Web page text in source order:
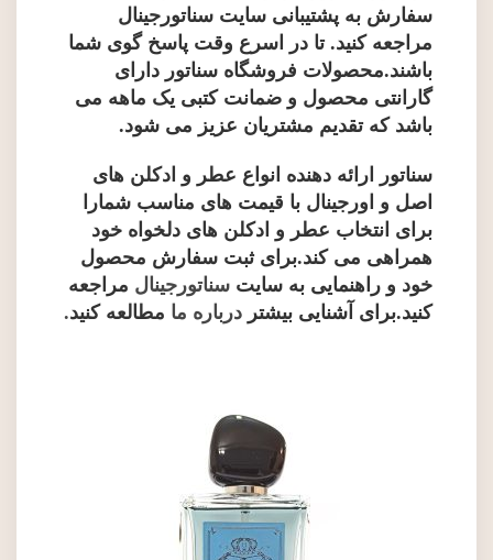
سفارش به پشتیبانی سایت سناتورجینال
مراجعه کنید. تا در اسرع وقت پاسخ گوی شما
باشند.محصولات فروشگاه سناتور دارای
گارانتی محصول و ضمانت کتبی یک ماهه می
باشد که تقدیم مشتریان عزیز می شود.
سناتور ارائه دهنده انواع عطر و ادکلن های
اصل و اورجینال با قیمت های مناسب شمارا
برای انتخاب عطر و ادکلن های دلخواه خود
همراهی می کند.برای ثبت سفارش محصول
خود و راهنمایی به سایت سناتورجینال مراجعه
کنید.برای آشنایی بیشتر درباره ما مطالعه کنید.